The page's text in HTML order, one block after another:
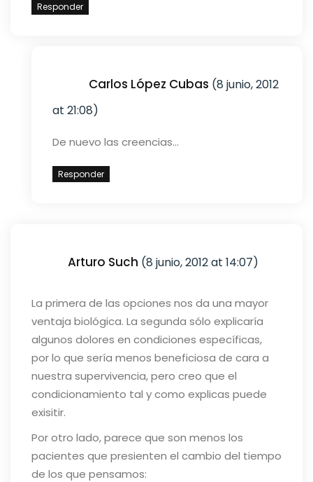
Responder
Carlos López Cubas (8 junio, 2012
at 21:08)
De nuevo las creencias…
Responder
Arturo Such (8 junio, 2012 at 14:07)
La primera de las opciones nos da una mayor
ventaja biológica. La segunda sólo explicaría
algunos dolores en condiciones específicas,
por lo que sería menos beneficiosa de cara a
nuestra supervivencia, pero creo que el
condicionamiento tal y como explicas puede
exisitir.
Por otro lado, parece que son menos los
pacientes que presienten el cambio del tiempo
de los que pensamos: